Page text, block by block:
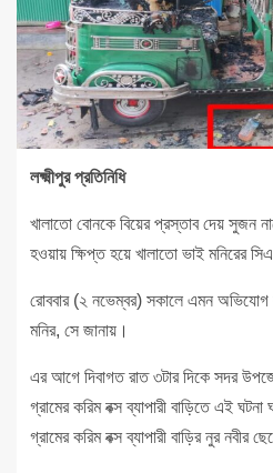
লক্ষ্মীপুর প্রতিনিধি
খালাতো বোনকে বিয়ের প্রস্তাব দেয় সুজন
হওয়ায় ক্ষিপ্ত হয়ে খালাতো ভাই মনিরের
রোববার (২ নভেম্বর) সকালে এমন অভিযোগ
মনির, সে জানায়।
এর আগে দিবাগত রাত ৩টার দিকে সদর
গ্রামের করিম বক্স ব্যাপারী বাড়িতে এই
গ্রামের করিম বক্স ব্যাপারী বাড়ির নুর নবীর